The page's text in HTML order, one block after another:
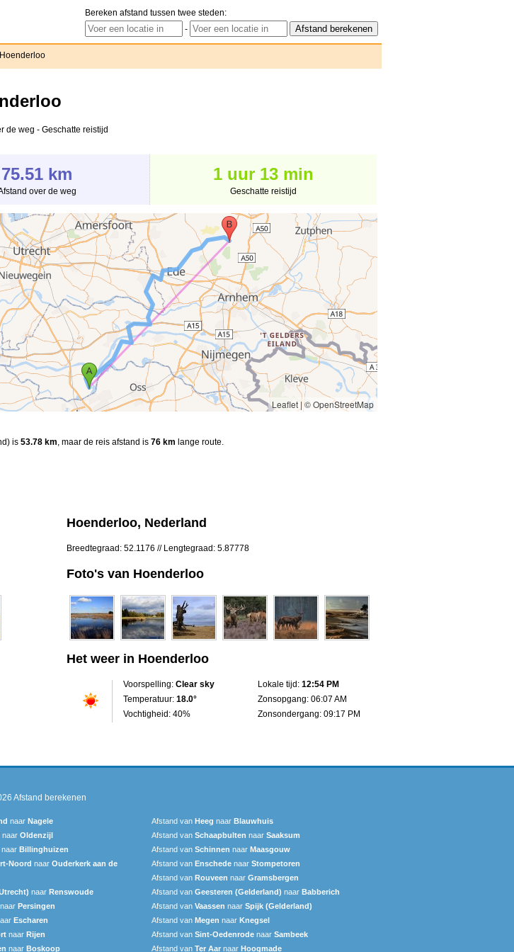
Bereken afstand tussen twee steden:
-
de weg - Geschatte reistijd
75.51 km
over de weg
1 uur 13 min
Geschatte reistijd
Leaflet | © OpenStreetMap
is 53.78 km, maar de reis afstand is 76 km lange route.
Hoenderloo, Nederland
Breedtegraad: 52.1176 // Lengtegraad: 5.87778
Foto's van Hoenderloo
Het weer in Hoenderloo
Voorspelling: Clear sky
Temperatuur: 18.0°
Vochtigheid: 40%
Lokale tijd: 12:54 PM
Zonsopgang: 06:07 AM
Zonsondergang: 09:17 PM
Afstand berekenen
naar Nagele Afstand van Heeg naar Blauwhuis
naar Oldenzijl Afstand van Schaapbulten naar Saaksum
naar Billinghuizen Afstand van Schinnen naar Maasgouw
Noord naar Ouderkerk aan de
Afstand van Enschede naar Stompetoren
Afstand van Rouveen naar Gramsbergen
naar Renswoude Afstand van Geesteren (Gelderland) naar Babberich
naar Persingen Afstand van Vaassen naar Spijk (Gelderland)
Escharen Afstand van Megen naar Knegsel
naar Rijen Afstand van Sint-Oedenrode naar Sambeek
naar Boskoop Afstand van Ter Aar naar Hoogmade